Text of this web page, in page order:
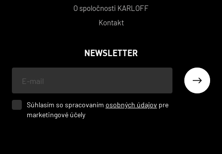
O spoločnosti KARLOFF
Kontakt
NEWSLETTER
mail
Súhlasím so spracovaním osobných údajov pre
marketingové účely